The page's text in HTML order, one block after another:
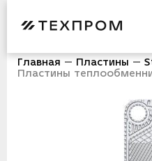
Главная Пластины
Пластины